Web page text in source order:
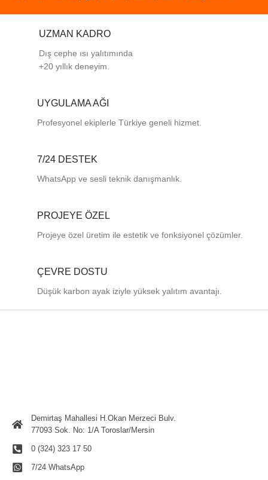
UZMAN KADRO
Dış cephe ısı yalıtımında
+20 yıllık deneyim.
UYGULAMA AĞI
Profesyonel ekiplerle Türkiye geneli hizmet.
7/24 DESTEK
WhatsApp ve sesli teknik danışmanlık.
PROJEYE ÖZEL
Projeye özel üretim ile estetik ve fonksiyonel çözümler.
ÇEVRE DOSTU
Düşük karbon ayak iziyle yüksek yalıtım avantajı.
Demirtaş Mahallesi H.Okan Merzeci Bulv.
77093 Sok. No: 1/A Toroslar/Mersin
0 (324) 323 17 50
7/24 WhatsApp